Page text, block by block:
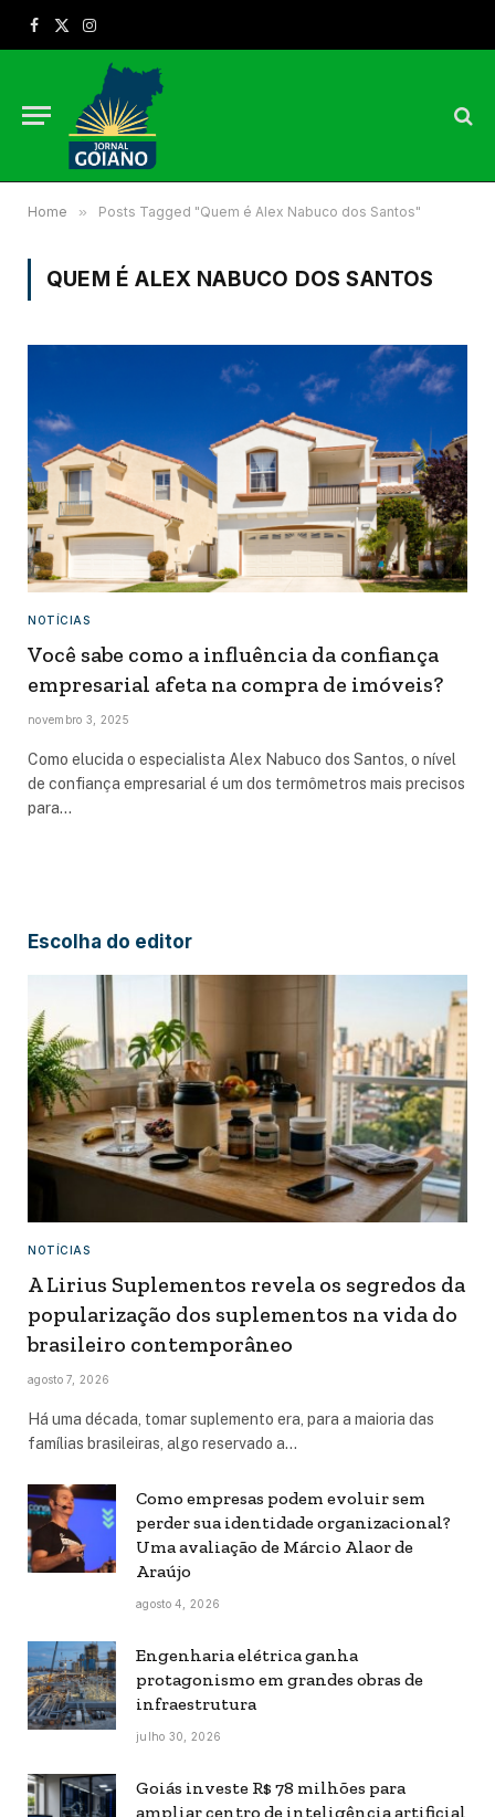
Facebook
X
Instagram
Home » Posts Tagged "Quem é Alex Nabuco dos Santos"
QUEM É ALEX NABUCO DOS SANTOS
NOTÍCIAS
Você sabe como a influência da confiança
empresarial afeta na compra de imóveis?
novembro 3, 2025
Como elucida o especialista Alex Nabuco dos Santos, o nível
de confiança empresarial é um dos termômetros mais precisos
para…
Escolha do editor
NOTÍCIAS
A Lirius Suplementos revela os segredos da
popularização dos suplementos na vida do
brasileiro contemporâneo
agosto 7, 2026
Há uma década, tomar suplemento era, para a maioria das
famílias brasileiras, algo reservado a…
Como empresas podem evoluir sem
perder sua identidade organizacional?
Uma avaliação de Márcio Alaor de
Araújo
agosto 4, 2026
Engenharia elétrica ganha
protagonismo em grandes obras de
infraestrutura
julho 30, 2026
Goiás investe R$ 78 milhões para
ampliar centro de inteligência artificial